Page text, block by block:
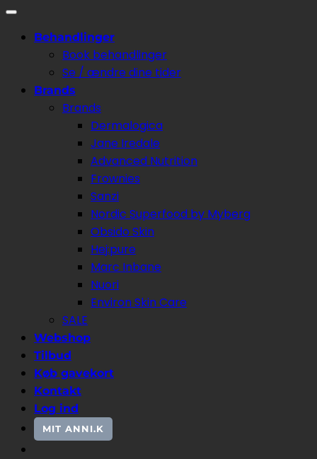
Behandlinger
Book behandlinger
Se / ændre dine tider
Brands
Brands
Dermalogica
Jane Iredale
Advanced Nutrition
Frownies
Sanzi
Nordic Superfood by Myberg
Obsido Skin
Hej:pure
Marc Inbane
Nuori
Environ Skin Care
SALE
Webshop
Tilbud
Køb gavekort
Kontakt
Log ind
MIT ANNI.K